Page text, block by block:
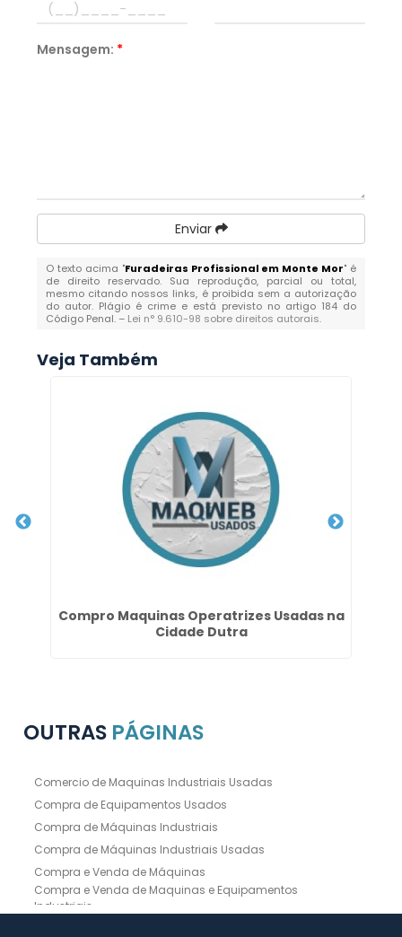
Mensagem: *
Enviar
O texto acima "Furadeiras Profissional em Monte Mor" é
de direito reservado. Sua reprodução, parcial ou total,
mesmo citando nossos links, é proibida sem a autorização
do autor. Plágio é crime e está previsto no artigo 184 do
Código Penal. – Lei n° 9.610-98 sobre direitos autorais.
Veja Também
Compro Maquinas Operatrizes Usadas na
Cidade Dutra
OUTRAS PÁGINAS
Comercio de Maquinas Industriais Usadas
Compra de Equipamentos Usados
Compra de Máquinas Industriais
Compra de Máquinas Industriais Usadas
Compra e Venda de Máquinas
Compra e Venda de Maquinas e Equipamentos
Industriais